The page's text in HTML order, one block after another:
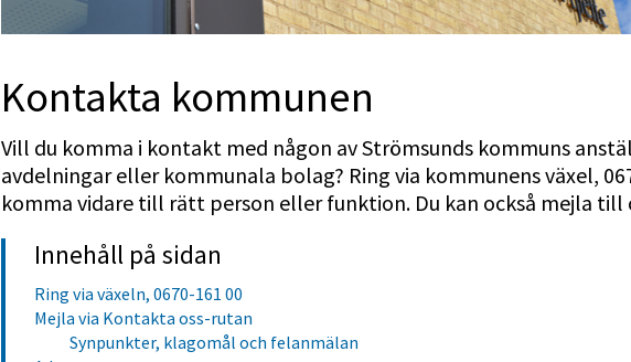
Kontakta kommunen
Vill du komma i kontakt med någon av Strömsunds kommuns
avdelningar eller kommunala bolag? Ring via kommunens växel,
komma vidare till rätt person eller funktion. Du kan också mejla till
Innehåll på sidan
Ring via växeln, 0670-161 00
Mejla via Kontakta oss-rutan
Synpunkter, klagomål och felanmälan